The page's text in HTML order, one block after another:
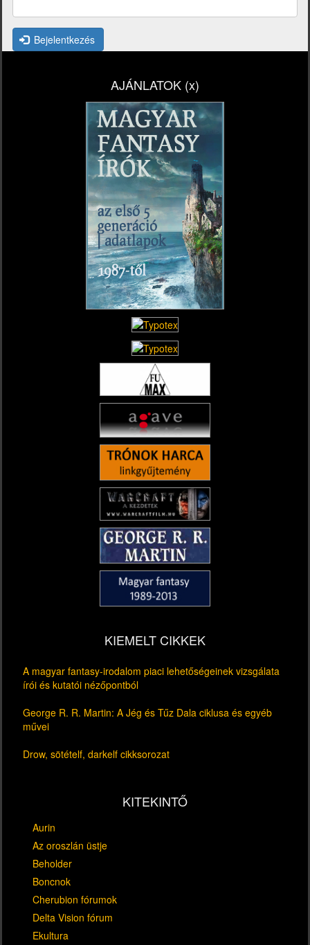
Bejelentkezés
AJÁNLATOK (x)
KIEMELT CIKKEK
A magyar fantasy-irodalom piaci lehetőségeinek vizsgálata
írói és kutatói nézőpontból
George R. R. Martin: A Jég és Tűz Dala ciklusa és egyéb
művei
Drow, sötételf, darkelf cikksorozat
KITEKINTŐ
Aurin
Az oroszlán üstje
Beholder
Boncnok
Cherubion fórumok
Delta Vision fórum
Ekultura